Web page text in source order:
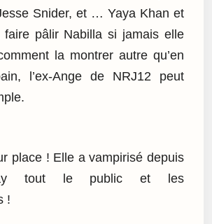
Snider, et … Yaya Khan et
pâlir Nabilla si jamais elle
la montrer autre qu’en
l’ex-Ange de NRJ12 peut
place ! Elle a vampirisé depuis
tout le public et les
!